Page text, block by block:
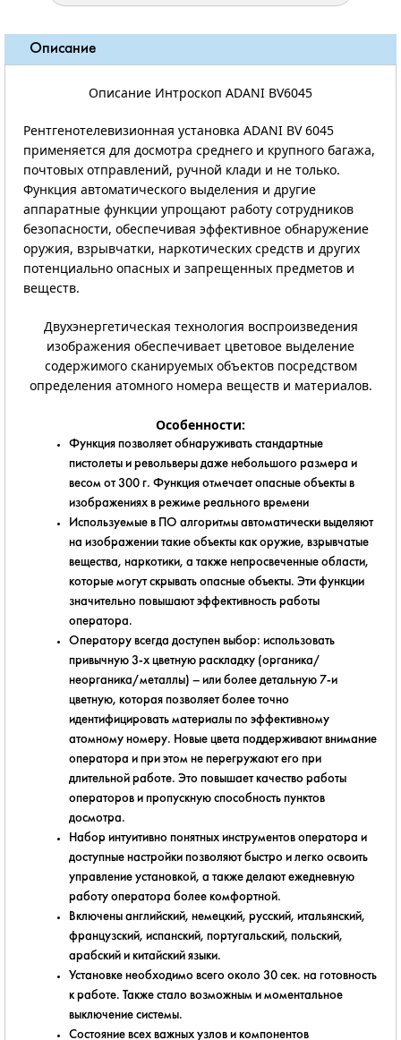
Описание
Описание Интроскоп ADANI BV6045
Рентгенотелевизионная установка ADANI BV 6045
применяется для досмотра среднего и крупного багажа,
почтовых отправлений, ручной клади и не только.
Функция автоматического выделения и другие
аппаратные функции упрощают работу сотрудников
безопасности, обеспечивая эффективное обнаружение
оружия, взрывчатки, наркотических средств и других
потенциально опасных и запрещенных предметов и
веществ.
Двухэнергетическая технология воспроизведения
изображения обеспечивает цветовое выделение
содержимого сканируемых объектов посредством
определения атомного номера веществ и материалов.
Особенности:
Функция позволяет обнаруживать стандартные
пистолеты и револьверы даже небольшого размера и
весом от 300 г. Функция отмечает опасные объекты в
изображениях в режиме реального времени
Используемые в ПО алгоритмы автоматически выделяют
на изображении такие объекты как оружие, взрывчатые
вещества, наркотики, а также непросвеченные области,
которые могут скрывать опасные объекты. Эти функции
значительно повышают эффективность работы
оператора.
Оператору всегда доступен выбор: использовать
привычную 3-х цветную раскладку (органика/
неорганика/металлы) – или более детальную 7-и
цветную, которая позволяет более точно
идентифицировать материалы по эффективному
атомному номеру. Новые цвета поддерживают внимание
оператора и при этом не перегружают его при
длительной работе. Это повышает качество работы
операторов и пропускную способность пунктов
досмотра.
Набор интуитивно понятных инструментов оператора и
доступные настройки позволяют быстро и легко освоить
управление установкой, а также делают ежедневную
работу оператора более комфортной.
Включены английский, немецкий, русский, итальянский,
французский, испанский, португальский, польский,
арабский и китайский языки.
Установке необходимо всего около 30 сек. на готовность
к работе. Также стало возможным и моментальное
выключение системы.
Состояние всех важных узлов и компонентов